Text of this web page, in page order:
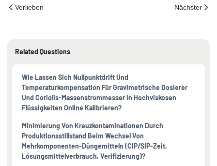
Verlieben Nächster
Related Questions
Wie Lassen Sich Nullpunktdrift Und
Temperaturkompensation Für Gravimetrische Dosierer
Und Coriolis-Massenstrommesser In Hochviskosen
Flüssigkeiten Online Kalibrieren?
Minimierung Von Kreuzkontaminationen Durch
Produktionsstillstand Beim Wechsel Von
Mehrkomponenten-Düngemitteln (CIP/SIP-Zeit,
Lösungsmittelverbrauch, Verifizierung)?